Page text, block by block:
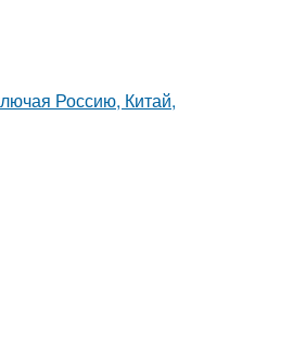
Россию, Китай,